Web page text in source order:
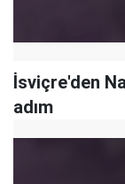
İsviçre'den
adım